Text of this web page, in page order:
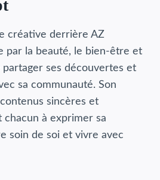
créative derrière AZ
par la beauté, le bien-être et
partager ses découvertes et
sa communauté. Son
sincères et
chacun à exprimer sa
soin de soi et vivre avec